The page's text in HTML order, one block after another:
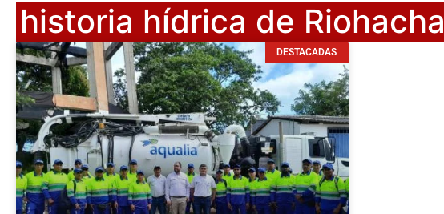
historia hídrica de Riohacha
DESTACADAS